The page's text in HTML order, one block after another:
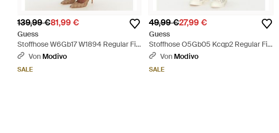
139,99 €81,99 €
Guess
Stoffhose W6Gb17 W1894 Regular Fit
- Natur
Von Modivo
SALE
49,99 €27,99 €
Guess
Stoffhose O5Gb05 Kcqp2 Regular Fit
- Weiß
Von Modivo
SALE